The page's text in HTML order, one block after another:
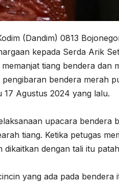
(Dandim) 0813
kepada Serda Arik
tiang bendera dan
bendera merah
17 Agustus 2024 yang lalu.
upacara bendera
tiang. Ketika petugas
dikaitkan dengan tali itu
yang ada pada